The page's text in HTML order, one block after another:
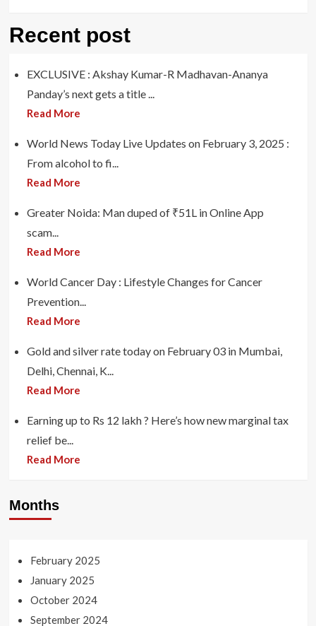
Recent post
EXCLUSIVE : Akshay Kumar-R Madhavan-Ananya
Panday’s next gets a title ...
Read More
World News Today Live Updates on February 3, 2025 :
From alcohol to fi...
Read More
Greater Noida: Man duped of ₹51L in Online App
scam...
Read More
World Cancer Day : Lifestyle Changes for Cancer
Prevention...
Read More
Gold and silver rate today on February 03 in Mumbai,
Delhi, Chennai, K...
Read More
Earning up to Rs 12 lakh ? Here’s how new marginal tax
relief be...
Read More
Months
February 2025
January 2025
October 2024
September 2024